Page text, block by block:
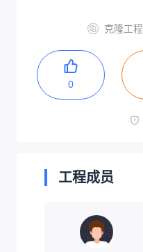
克隆工程
0
工程成员